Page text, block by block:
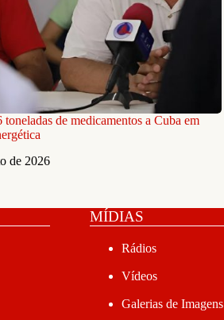
de medicamentos a Cuba em
de 2026
MÍDIAS
Rádios
Vídeos
Galerias de Imagens